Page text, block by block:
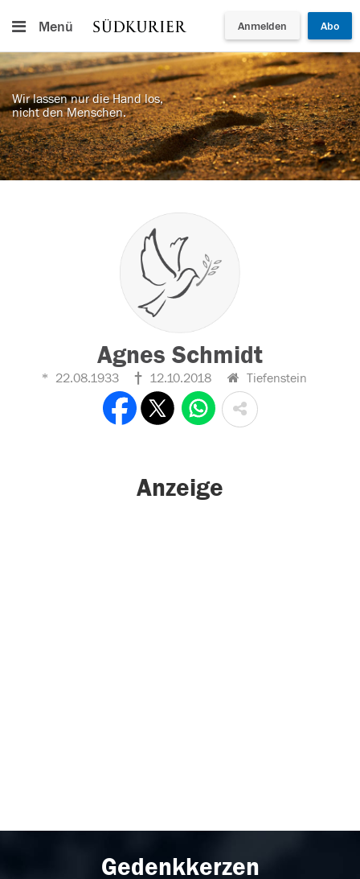
Menü Anmelden Abo
Wir lassen nur die Hand los,
nicht den Menschen.
Agnes Schmidt
22.08.1933 12.10.2018 Tiefenstein
Anzeige
Gedenkkerzen